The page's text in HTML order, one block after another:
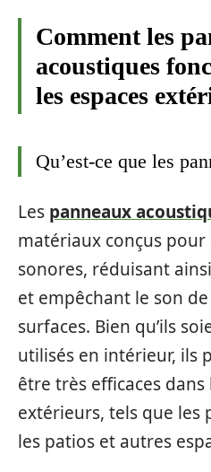
Comment les
acoustiques
les espaces
Qu’est-ce que les
Les panneaux
matériaux conçus
sonores, réduisant
et empêchant le son
surfaces. Bien qu’ils
utilisés en intérieur, ils
être très efficaces dans
extérieurs, tels que les
les patios et autres